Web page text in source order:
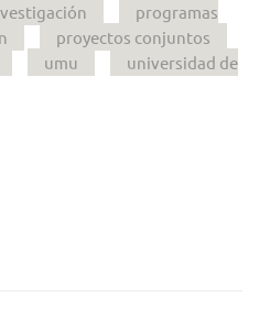
programas
proyectos conjuntos
umu
universidad de